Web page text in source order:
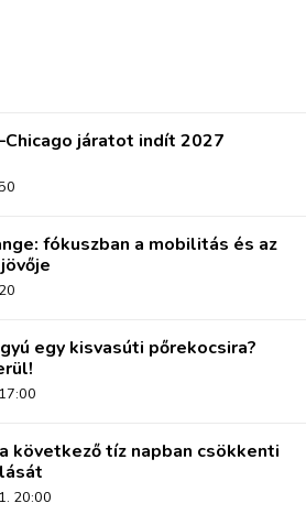
járatot indít 2027
fókuszban a mobilitás és az
egy kisvasúti pőrekocsira?
következő tíz napban csökkenti
20:00